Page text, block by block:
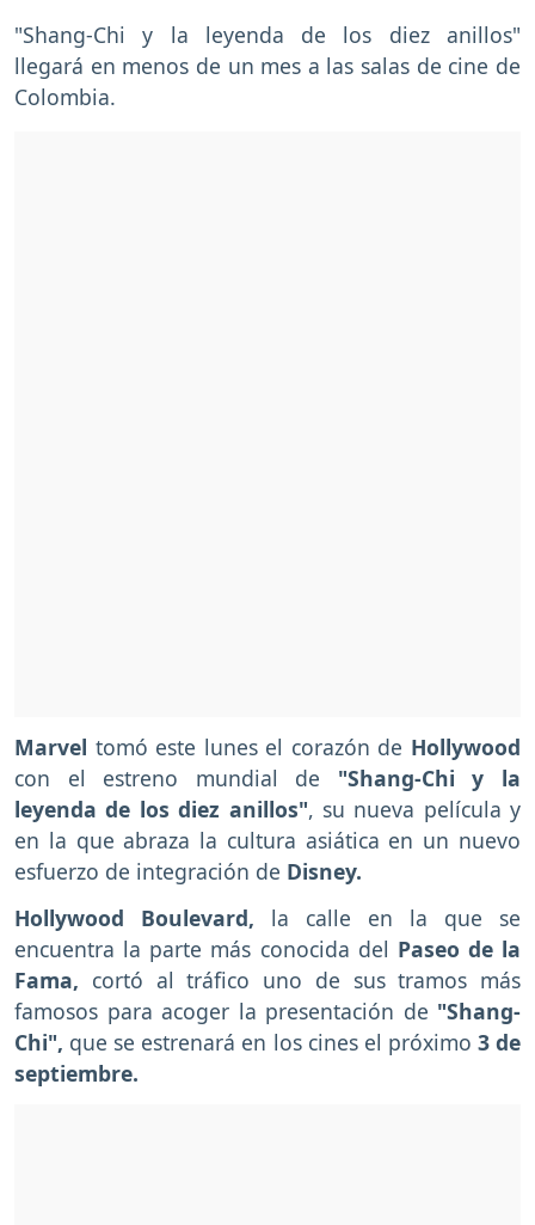
"Shang-Chi y la leyenda de los diez anillos"
llegará en menos de un mes a las salas de cine de
Colombia.
Marvel tomó este lunes el corazón de Hollywood
con el estreno mundial de "Shang-Chi y la
leyenda de los diez anillos", su nueva película y
en la que abraza la cultura asiática en un nuevo
esfuerzo de integración de Disney.
Hollywood Boulevard, la calle en la que se
encuentra la parte más conocida del Paseo de la
Fama, cortó al tráfico uno de sus tramos más
famosos para acoger la presentación de "Shang-
Chi", que se estrenará en los cines el próximo 3 de
septiembre.